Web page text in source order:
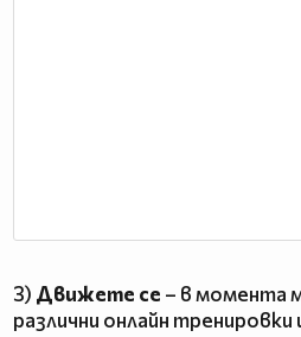
3) Движете се – в момента
различни онлайн тренировки